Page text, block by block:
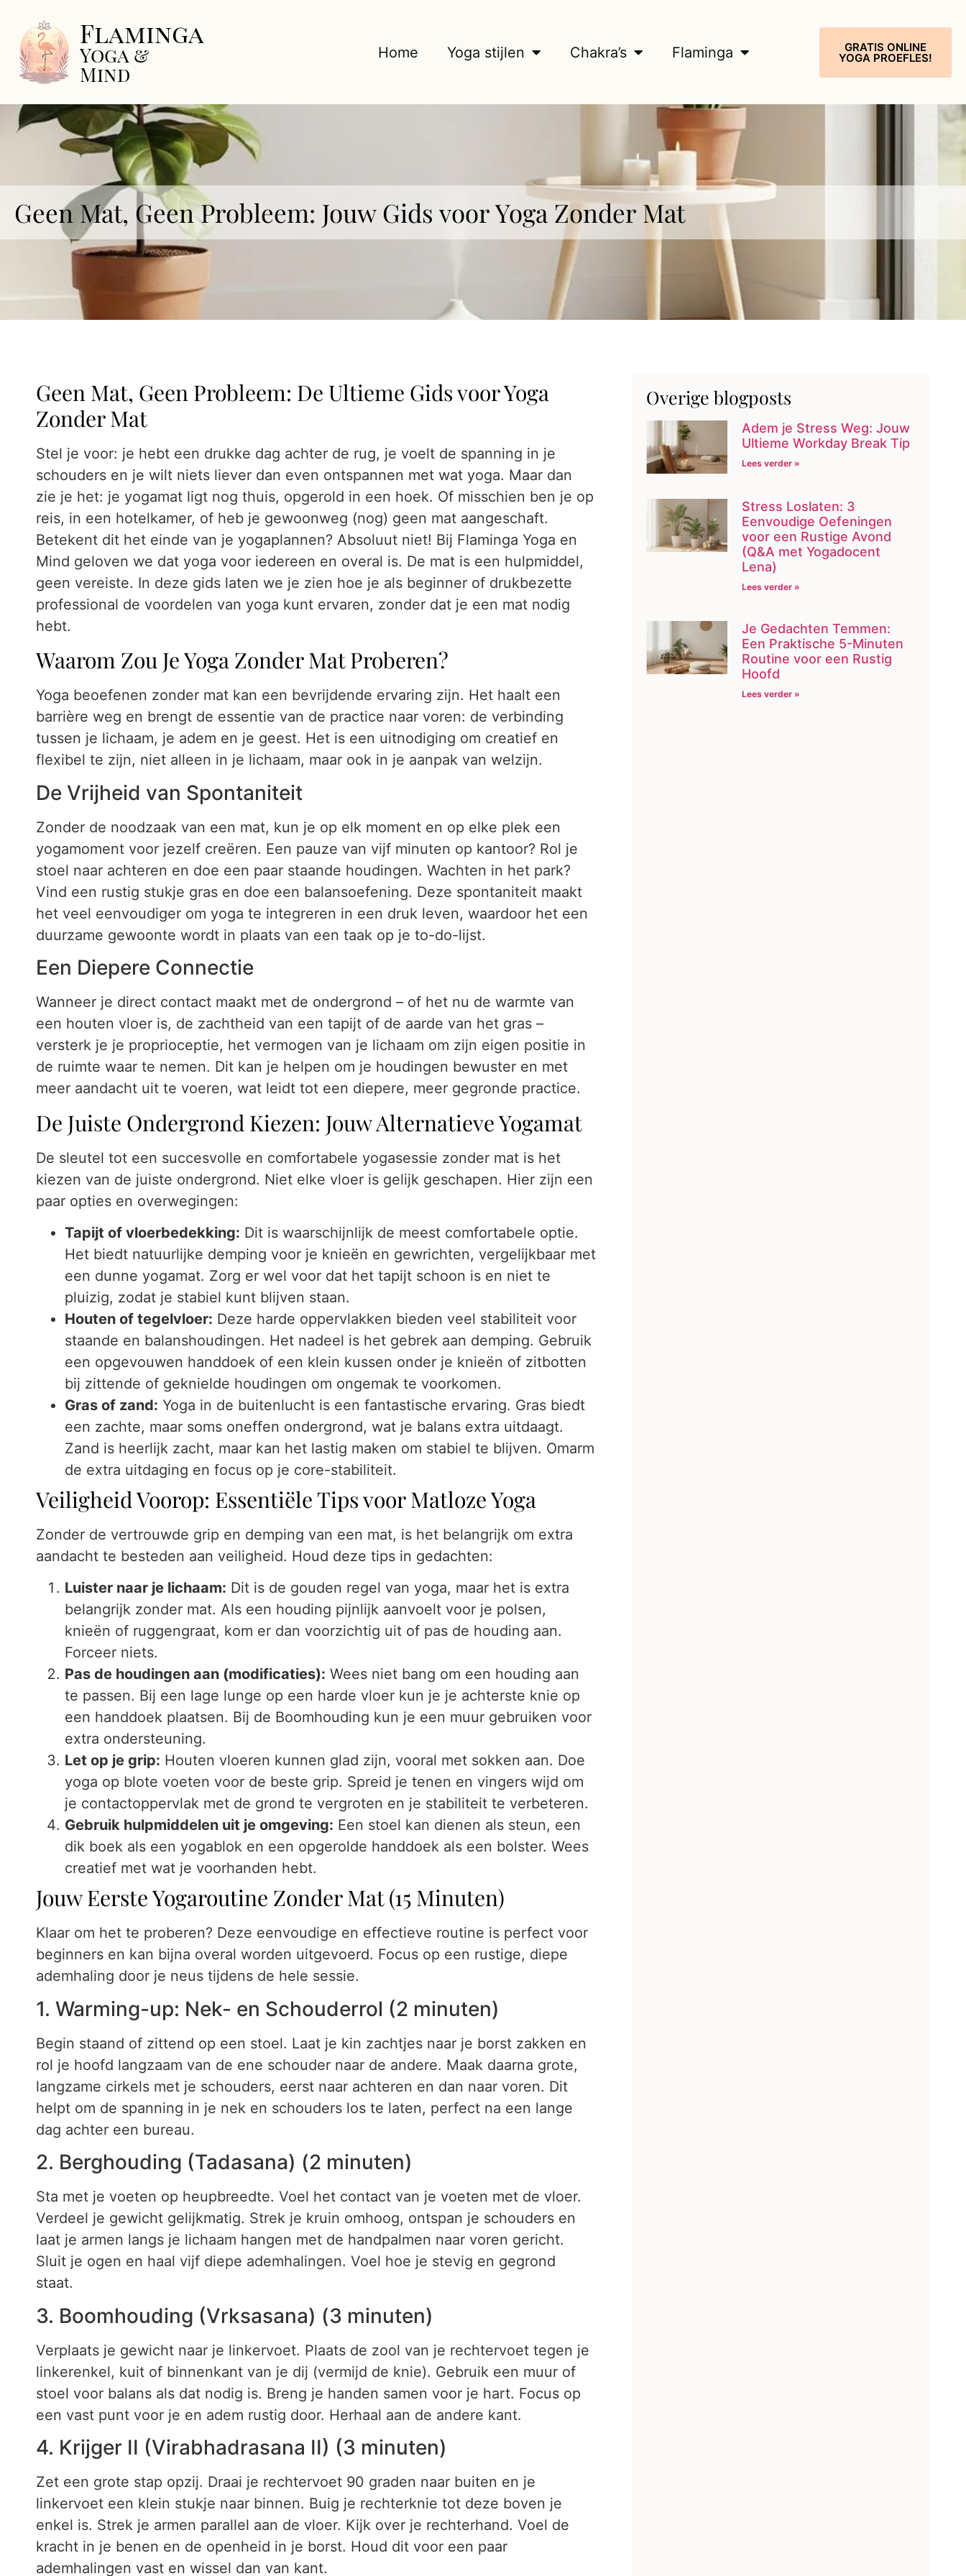
Flaminga
Yoga &
Mind
Home Yoga stijlen Chakra’s Flaminga GRATIS ONLINE
YOGA PROEFLES!
Geen Mat, Geen Probleem: Jouw Gids voor Yoga Zonder Mat
Geen Mat, Geen Probleem: De Ultieme Gids voor Yoga
Zonder Mat
Stel je voor: je hebt een drukke dag achter de rug, je voelt de spanning in je
schouders en je wilt niets liever dan even ontspannen met wat yoga. Maar dan
zie je het: je yogamat ligt nog thuis, opgerold in een hoek. Of misschien ben je op
reis, in een hotelkamer, of heb je gewoonweg (nog) geen mat aangeschaft.
Betekent dit het einde van je yogaplannen? Absoluut niet! Bij Flaminga Yoga en
Mind geloven we dat yoga voor iedereen en overal is. De mat is een hulpmiddel,
geen vereiste. In deze gids laten we je zien hoe je als beginner of drukbezette
professional de voordelen van yoga kunt ervaren, zonder dat je een mat nodig
hebt.
Waarom Zou Je Yoga Zonder Mat Proberen?
Yoga beoefenen zonder mat kan een bevrijdende ervaring zijn. Het haalt een
barrière weg en brengt de essentie van de practice naar voren: de verbinding
tussen je lichaam, je adem en je geest. Het is een uitnodiging om creatief en
flexibel te zijn, niet alleen in je lichaam, maar ook in je aanpak van welzijn.
De Vrijheid van Spontaniteit
Zonder de noodzaak van een mat, kun je op elk moment en op elke plek een
yogamoment voor jezelf creëren. Een pauze van vijf minuten op kantoor? Rol je
stoel naar achteren en doe een paar staande houdingen. Wachten in het park?
Vind een rustig stukje gras en doe een balansoefening. Deze spontaniteit maakt
het veel eenvoudiger om yoga te integreren in een druk leven, waardoor het een
duurzame gewoonte wordt in plaats van een taak op je to-do-lijst.
Een Diepere Connectie
Wanneer je direct contact maakt met de ondergrond – of het nu de warmte van
een houten vloer is, de zachtheid van een tapijt of de aarde van het gras –
versterk je je proprioceptie, het vermogen van je lichaam om zijn eigen positie in
de ruimte waar te nemen. Dit kan je helpen om je houdingen bewuster en met
meer aandacht uit te voeren, wat leidt tot een diepere, meer gegronde practice.
De Juiste Ondergrond Kiezen: Jouw Alternatieve Yogamat
De sleutel tot een succesvolle en comfortabele yogasessie zonder mat is het
kiezen van de juiste ondergrond. Niet elke vloer is gelijk geschapen. Hier zijn een
paar opties en overwegingen:
Tapijt of vloerbedekking: Dit is waarschijnlijk de meest comfortabele optie.
Het biedt natuurlijke demping voor je knieën en gewrichten, vergelijkbaar met
een dunne yogamat. Zorg er wel voor dat het tapijt schoon is en niet te
pluizig, zodat je stabiel kunt blijven staan.
Houten of tegelvloer: Deze harde oppervlakken bieden veel stabiliteit voor
staande en balanshoudingen. Het nadeel is het gebrek aan demping. Gebruik
een opgevouwen handdoek of een klein kussen onder je knieën of zitbotten
bij zittende of geknielde houdingen om ongemak te voorkomen.
Gras of zand: Yoga in de buitenlucht is een fantastische ervaring. Gras biedt
een zachte, maar soms oneffen ondergrond, wat je balans extra uitdaagt.
Zand is heerlijk zacht, maar kan het lastig maken om stabiel te blijven. Omarm
de extra uitdaging en focus op je core-stabiliteit.
Veiligheid Voorop: Essentiële Tips voor Matloze Yoga
Zonder de vertrouwde grip en demping van een mat, is het belangrijk om extra
aandacht te besteden aan veiligheid. Houd deze tips in gedachten:
Luister naar je lichaam: Dit is de gouden regel van yoga, maar het is extra
belangrijk zonder mat. Als een houding pijnlijk aanvoelt voor je polsen,
knieën of ruggengraat, kom er dan voorzichtig uit of pas de houding aan.
Forceer niets.
Pas de houdingen aan (modificaties): Wees niet bang om een houding aan
te passen. Bij een lage lunge op een harde vloer kun je je achterste knie op
een handdoek plaatsen. Bij de Boomhouding kun je een muur gebruiken voor
extra ondersteuning.
Let op je grip: Houten vloeren kunnen glad zijn, vooral met sokken aan. Doe
yoga op blote voeten voor de beste grip. Spreid je tenen en vingers wijd om
je contactoppervlak met de grond te vergroten en je stabiliteit te verbeteren.
Gebruik hulpmiddelen uit je omgeving: Een stoel kan dienen als steun, een
dik boek als een yogablok en een opgerolde handdoek als een bolster. Wees
creatief met wat je voorhanden hebt.
Jouw Eerste Yogaroutine Zonder Mat (15 Minuten)
Klaar om het te proberen? Deze eenvoudige en effectieve routine is perfect voor
beginners en kan bijna overal worden uitgevoerd. Focus op een rustige, diepe
ademhaling door je neus tijdens de hele sessie.
1. Warming-up: Nek- en Schouderrol (2 minuten)
Begin staand of zittend op een stoel. Laat je kin zachtjes naar je borst zakken en
rol je hoofd langzaam van de ene schouder naar de andere. Maak daarna grote,
langzame cirkels met je schouders, eerst naar achteren en dan naar voren. Dit
helpt om de spanning in je nek en schouders los te laten, perfect na een lange
dag achter een bureau.
2. Berghouding (Tadasana) (2 minuten)
Sta met je voeten op heupbreedte. Voel het contact van je voeten met de vloer.
Verdeel je gewicht gelijkmatig. Strek je kruin omhoog, ontspan je schouders en
laat je armen langs je lichaam hangen met de handpalmen naar voren gericht.
Sluit je ogen en haal vijf diepe ademhalingen. Voel hoe je stevig en gegrond
staat.
3. Boomhouding (Vrksasana) (3 minuten)
Verplaats je gewicht naar je linkervoet. Plaats de zool van je rechtervoet tegen je
linkerenkel, kuit of binnenkant van je dij (vermijd de knie). Gebruik een muur of
stoel voor balans als dat nodig is. Breng je handen samen voor je hart. Focus op
een vast punt voor je en adem rustig door. Herhaal aan de andere kant.
4. Krijger II (Virabhadrasana II) (3 minuten)
Zet een grote stap opzij. Draai je rechtervoet 90 graden naar buiten en je
linkervoet een klein stukje naar binnen. Buig je rechterknie tot deze boven je
enkel is. Strek je armen parallel aan de vloer. Kijk over je rechterhand. Voel de
kracht in je benen en de openheid in je borst. Houd dit voor een paar
ademhalingen vast en wissel dan van kant.
Overige blogposts
Adem je Stress Weg: Jouw
Ultieme Workday Break Tip
Lees verder »
Stress Loslaten: 3
Eenvoudige Oefeningen
voor een Rustige Avond
(Q&A met Yogadocent
Lena)
Lees verder »
Je Gedachten Temmen:
Een Praktische 5-Minuten
Routine voor een Rustig
Hoofd
Lees verder »